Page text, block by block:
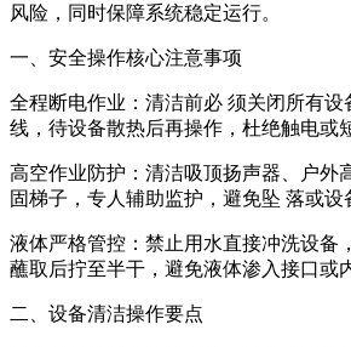
风险，同时保障系统稳定运行。
一、安全操作核心注意事项
全程断电作业：清洁前必 须关闭所有设
线，待设备散热后再操作，杜绝触电或
高空作业防护：清洁吸顶扬声器、户外
固梯子，专人辅助监护，避免坠 落或设
液体严格管控：禁止用水直接冲洗设备
蘸取后拧至半干，避免液体渗入接口或
二、设备清洁操作要点